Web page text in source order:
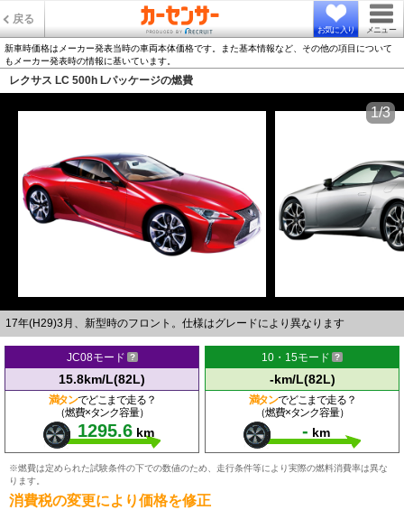
戻る
お気に入り メニュー
新車時価格はメーカー発表当時の車両本体価格です。また基本情報など、その他の項目について
もメーカー発表時の情報に基いています。
レクサス LC 500h Lパッケージの燃費
17年(H29)3月、新型時のフロント。仕様はグレードにより異なります
1/3
JC08モード
15.8km/L(82L)
満タンでどこまで走る？
（燃費×タンク容量）
1295.6 km
10・15モード
-km/L(82L)
満タンでどこまで走る？
（燃費×タンク容量）
- km
※燃費は定められた試験条件の下での数値のため、走行条件等により実際の燃料消費率は異な
ります。
消費税の変更により価格を修正